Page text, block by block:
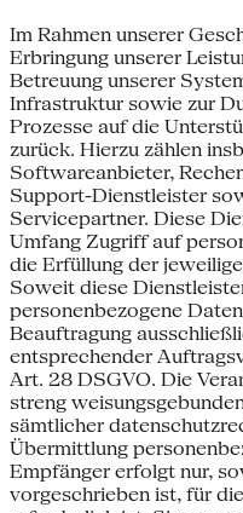
Im Rahmen unserer
Erbringung unserer
Betreuung unserer
Infrastruktur sowie zur
Prozesse auf die
zurück. Hierzu zählen
Softwareanbieter,
Support-Dienstleister
Servicepartner. Diese
Umfang Zugriff auf
die Erfüllung der
Soweit diese
personenbezogene
Beauftragung
entsprechender
Art. 28 DSGVO. Die
streng
sämtlicher
Übermittlung
Empfänger erfolgt nur,
vorgeschrieben ist, für